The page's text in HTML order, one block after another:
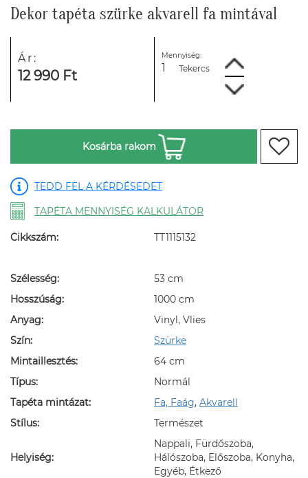
Dekor tapéta szürke akvarell fa mintával
Ár:
12 990 Ft
Mennyiség:
Tekercs
Kosárba rakom
TEDD FEL A KÉRDÉSEDET
TAPÉTA MENNYISÉG KALKULÁTOR
Cikkszám: TT1115132
Szélesség:
53 cm
Hosszúság:
1000 cm
Anyag:
Vinyl, Vlies
Szín:
Szürke
Mintaillesztés:
64 cm
Típus:
Normál
Tapéta mintázat:
Fa, Faág, Akvarell
Stílus:
Természet
Helyiség:
Nappali, Fürdőszoba,
Hálószoba, Előszoba, Konyha,
Egyéb, Étkező